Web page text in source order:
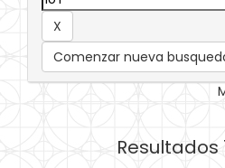
Comenzar nueva
Resultados